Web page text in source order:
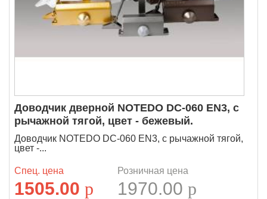
Доводчик дверной NOTEDO DC-060 EN3, с
рычажной тягой, цвет - бежевый.
Доводчик NOTEDO DC-060 EN3, с рычажной тягой,
цвет -...
Спец. цена
1505.00 p
Розничная цена
1970.00 p